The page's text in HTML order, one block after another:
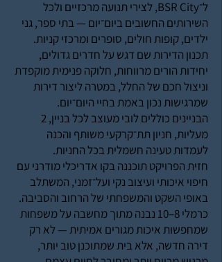
ל־BSR City, לצירי תנועה מרכזיים ולכל
השירותים החשובים ביום־יום — בתי ספר, גני
ילדים, קופות חולים, סופרים ומרכזי קניות.
תכנון הדירות שם דגש על חדרים גדולים,
יחידות הורים מרווחות, חלוקה פנימית מוקפדת
וניצול חכם של החלל, במטרה ליצור דירות
שמרגישות נכון באמת בחיי היום־יום.
הבניינים כוללים לובי מעוצב לכל בניין, 2
מעליות, חניון תת־קרקעי משותף והכנה
לעמדות טעינה חשמלית בכל החניות.
חזית הפרויקט תוכננה בקו אדריכלי מודרני עם
חיפוי איכותי ועיצוב נקי ועל־זמני, המשתלב
באופי השקט והמשפחתי של הרחוב והסביבה.
כרמלי 8–10 נבנה מתוך מחשבה על משפחות
שמחפשות איכות מגורים אמיתית — לא רק
דירה חדשה, אלא בית שמתוכנן טוב יותר,